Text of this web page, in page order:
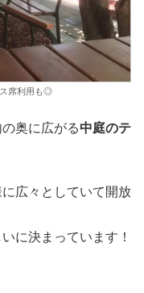
席利用も◎
奥に広がる中庭のテ
広々としていて開放
に決まっています！